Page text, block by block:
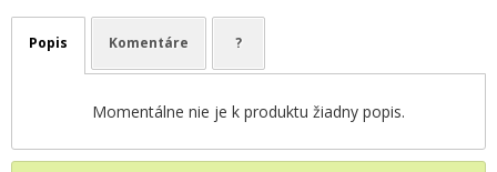
Popis Komentáre ?
Momentálne nie je k produktu žiadny popis.